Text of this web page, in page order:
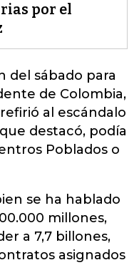
por el
del sábado para
de Colombia,
al escándalo
destacó, podía
Poblados o
se ha hablado
millones,
a 7,7 billones,
asignados